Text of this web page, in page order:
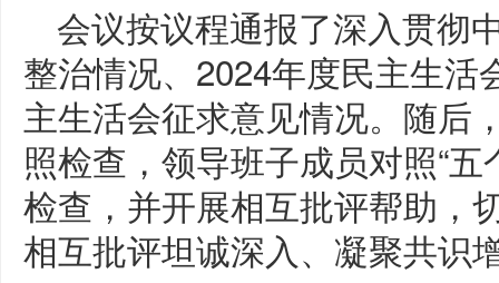
会议按议程通报了深入贯彻
整治情况、2024年度民主生
主生活会征求意见情况。随后
照检查，领导班子成员对照“
检查，并开展相互批评帮助，
相互批评坦诚深入、凝聚共识